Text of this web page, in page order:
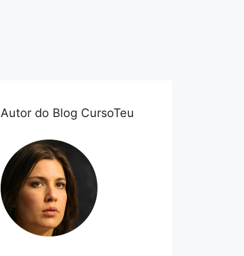
Autor do Blog CursoTeu